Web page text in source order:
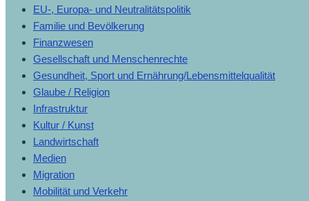
EU-, Europa- und Neutralitätspolitik
Familie und Bevölkerung
Finanzwesen
Gesellschaft und Menschenrechte
Gesundheit, Sport und Ernährung/Lebensmittelqualität
Glaube / Religion
Infrastruktur
Kultur / Kunst
Landwirtschaft
Medien
Migration
Mobilität und Verkehr